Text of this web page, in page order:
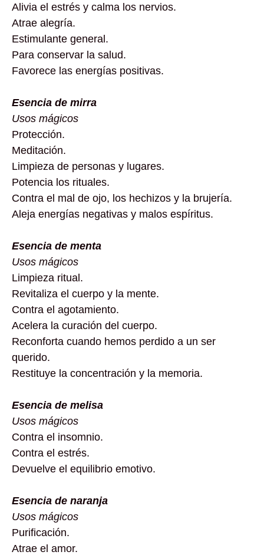
Alivia el estrés y calma los nervios.
Atrae alegría.
Estimulante general.
Para conservar la salud.
Favorece las energías positivas.
Esencia de mirra
Usos mágicos
Protección.
Meditación.
Limpieza de personas y lugares.
Potencia los rituales.
Contra el mal de ojo, los hechizos y la brujería.
Aleja energías negativas y malos espíritus.
Esencia de menta
Usos mágicos
Limpieza ritual.
Revitaliza el cuerpo y la mente.
Contra el agotamiento.
Acelera la curación del cuerpo.
Reconforta cuando hemos perdido a un ser
querido.
Restituye la concentración y la memoria.
Esencia de melisa
Usos mágicos
Contra el insomnio.
Contra el estrés.
Devuelve el equilibrio emotivo.
Esencia de naranja
Usos mágicos
Purificación.
Atrae el amor.